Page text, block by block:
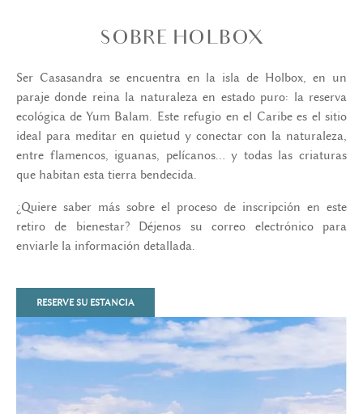
SOBRE HOLBOX
Ser Casasandra se encuentra en la isla de Holbox, en un
paraje donde reina la naturaleza en estado puro: la reserva
ecológica de Yum Balam. Este refugio en el Caribe es el sitio
ideal para meditar en quietud y conectar con la naturaleza,
entre flamencos, iguanas, pelícanos… y todas las criaturas
que habitan esta tierra bendecida.
¿Quiere saber más sobre el proceso de inscripción en este
retiro de bienestar? Déjenos su correo electrónico para
enviarle la información detallada.
RESERVE SU ESTANCIA